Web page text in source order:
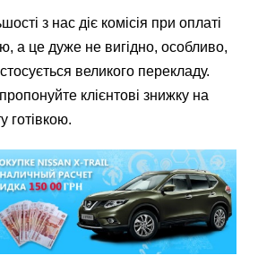
з нас діє комісія при оплаті
а це дуже не вигідно, особливо,
великого перекладу.
клієнтові знижку на
готівкою.